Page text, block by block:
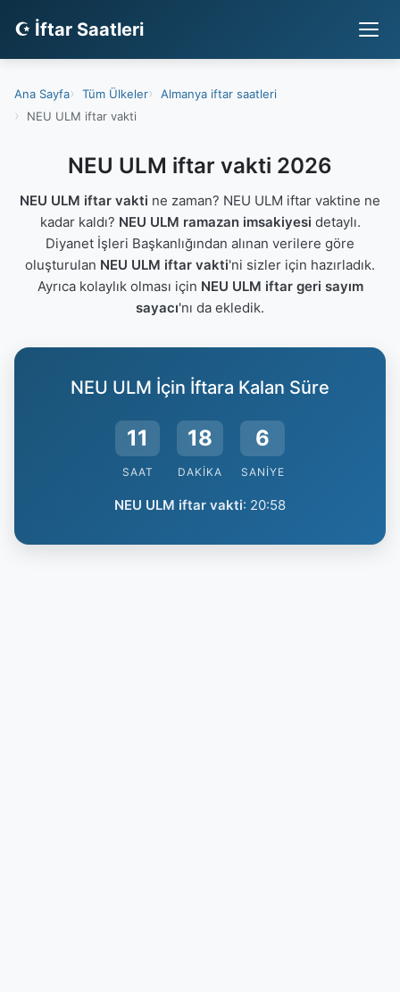
☪ İftar Saatleri
Ana Sayfa Tüm Ülkeler
Almanya iftar saatleri
NEU ULM iftar vakti
NEU ULM iftar vakti 2026
NEU ULM iftar vakti ne zaman? NEU ULM iftar vaktine ne
kadar kaldı? NEU ULM ramazan imsakiyesi detaylı.
Diyanet İşleri Başkanlığından alınan verilere göre
oluşturulan NEU ULM iftar vakti'ni sizler için hazırladık.
Ayrıca kolaylık olması için NEU ULM iftar geri sayım
sayacı'nı da ekledik.
NEU ULM İçin İftara Kalan Süre
11
SAAT
18
DAKIKA
5
SANIYE
NEU ULM iftar vakti: 20:58